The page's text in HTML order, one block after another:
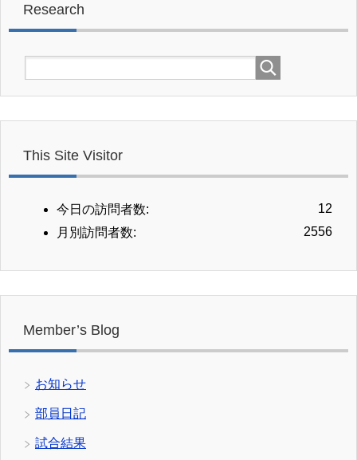
Research
This Site Visitor
12
今日の訪問者数:
2556
月別訪問者数:
Member’s Blog
お知らせ
部員日記
試合結果